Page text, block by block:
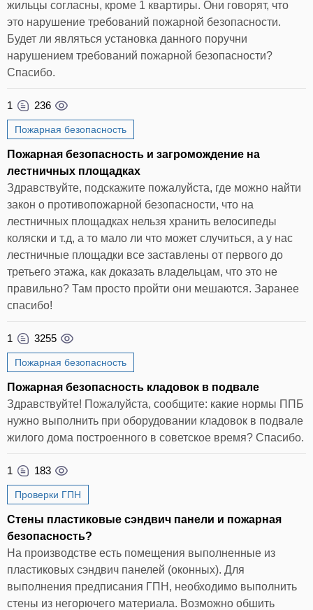
жильцы согласны, кроме 1 квартиры. Они говорят, что
это нарушение требований пожарной безопасности.
Будет ли являться установка данного поручни
нарушением требований пожарной безопасности?
Спасибо.
1 236
Пожарная безопасность
Пожарная безопасность и загромождение на
лестничных площадках
Здравствуйте, подскажите пожалуйста, где можно найти
закон о противопожарной безопасности, что на
лестничных площадках нельзя хранить велосипеды
коляски и т.д, а то мало ли что может случиться, а у нас
лестничные площадки все заставлены от первого до
третьего этажа, как доказать владельцам, что это не
правильно? Там просто пройти они мешаются. Заранее
спасибо!
1 3255
Пожарная безопасность
Пожарная безопасность кладовок в подвале
Здравствуйте! Пожалуйста, сообщите: какие нормы ППБ
нужно выполнить при оборудовании кладовок в подвале
жилого дома построенного в советское время? Спасибо.
1 183
Проверки ГПН
Стены пластиковые сэндвич панели и пожарная
безопасность?
На производстве есть помещения выполненные из
пластиковых сэндвич панелей (оконных). Для
выполнения предписания ГПН, необходимо выполнить
стены из негорючего материала. Возможно обшить